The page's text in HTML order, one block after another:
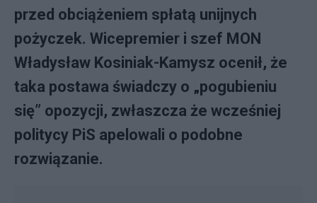
przed obciążeniem spłatą unijnych
pożyczek. Wicepremier i szef MON
Władysław Kosiniak-Kamysz ocenił, że
taka postawa świadczy o „pogubieniu
się” opozycji, zwłaszcza że wcześniej
politycy PiS apelowali o podobne
rozwiązanie.